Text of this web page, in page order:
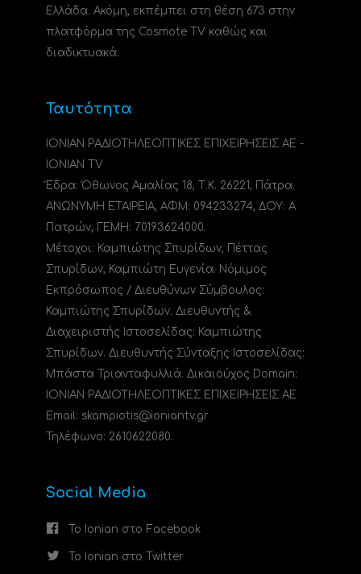
Ελλάδα. Ακόμη, εκπέμπει στη θέση 673 στην
πλατφόρμα της Cosmote TV καθώς και
διαδικτυακά.
Ταυτότητα
ΙΟΝΙΑΝ ΡΑΔΙΟΤΗΛΕΟΠΤΙΚΕΣ ΕΠΙΧΕΙΡΗΣΕΙΣ ΑΕ -
IONIAN TV
Έδρα: Όθωνος Αμαλίας 18, Τ.Κ. 26221, Πάτρα.
ΑΝΩΝΥΜΗ ΕΤΑΙΡΕΙΑ, ΑΦΜ: 094233274, ΔΟΥ: A
Πατρών, ΓΕΜΗ: 70193624000.
Μέτοχοι: Καμπιώτης Σπυρίδων, Πέττας
Σπυρίδων, Καμπιώτη Ευγενία. Νόμιμος
Εκπρόσωπος / Διευθύνων Σύμβουλος:
Καμπιώτης Σπυρίδων. Διευθυντής &
Διαχειριστής Ιστοσελίδας: Καμπιώτης
Σπυρίδων. Διευθυντής Σύνταξης Ιστοσελίδας:
Μπάστα Τριανταφυλλιά. Δικαιούχος Domain:
ΙΟΝΙΑΝ ΡΑΔΙΟΤΗΛΕΟΠΤΙΚΕΣ ΕΠΙΧΕΙΡΗΣΕΙΣ ΑΕ
Email: skampiotis@ioniantv.gr
Τηλέφωνο: 2610622080.
Social Media
Το Ionian στο Facebook
Το Ionian στο Twitter